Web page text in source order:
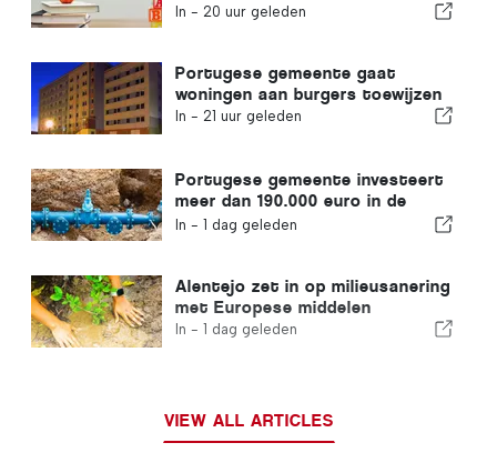
sluiten
In - 20 uur geleden
Portugese gemeente gaat
woningen aan burgers toewijzen
In - 21 uur geleden
Portugese gemeente investeert
meer dan 190.000 euro in de
watervoorziening
In - 1 dag geleden
Alentejo zet in op milieusanering
met Europese middelen
In - 1 dag geleden
VIEW ALL ARTICLES